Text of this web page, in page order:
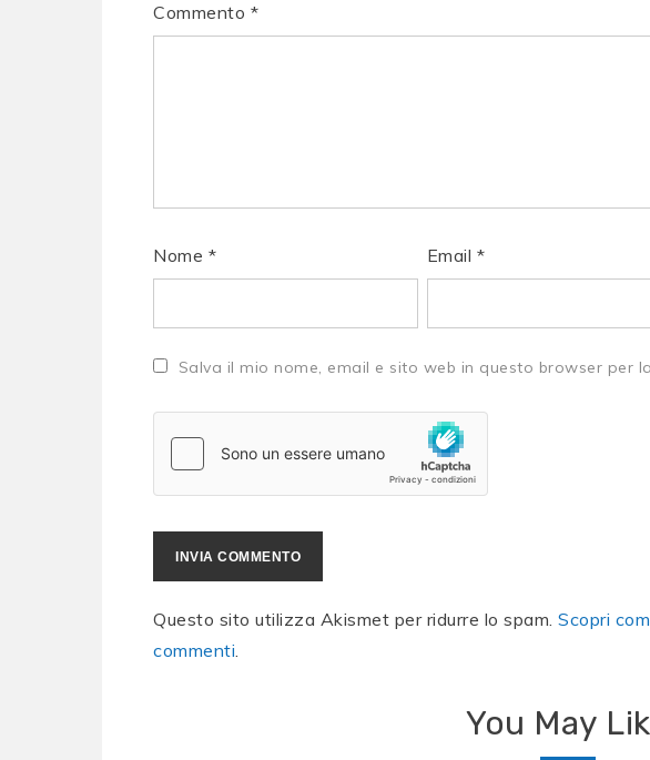
Commento *
Nome * Email *
Salva il mio nome, email e sito web in questo browser per
Questo sito utilizza Akismet per ridurre lo spam.Scopri
commenti.
You May